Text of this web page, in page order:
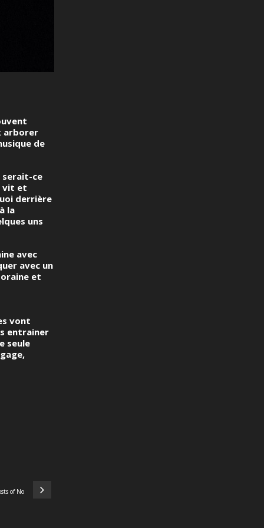
arborer
de
serait-ce
vit et
derrière
la
uns
avec
avec un
et
vont
entrainer
seule
of No